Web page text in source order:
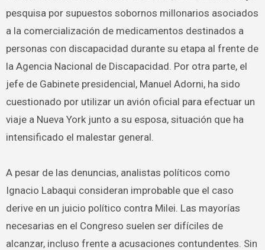
pesquisa por supuestos sobornos millonarios asociados
a la comercialización de medicamentos destinados a
personas con discapacidad durante su etapa al frente de
la Agencia Nacional de Discapacidad. Por otra parte, el
jefe de Gabinete presidencial, Manuel Adorni, ha sido
cuestionado por utilizar un avión oficial para efectuar un
viaje a Nueva York junto a su esposa, situación que ha
intensificado el malestar general.
A pesar de las denuncias, analistas políticos como
Ignacio Labaqui consideran improbable que el caso
derive en un juicio político contra Milei. Las mayorías
necesarias en el Congreso suelen ser difíciles de
alcanzar, incluso frente a acusaciones contundentes. Sin